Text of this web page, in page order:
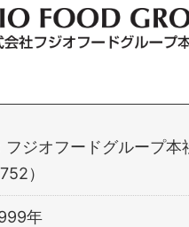
フジオフードグループ本
）
年